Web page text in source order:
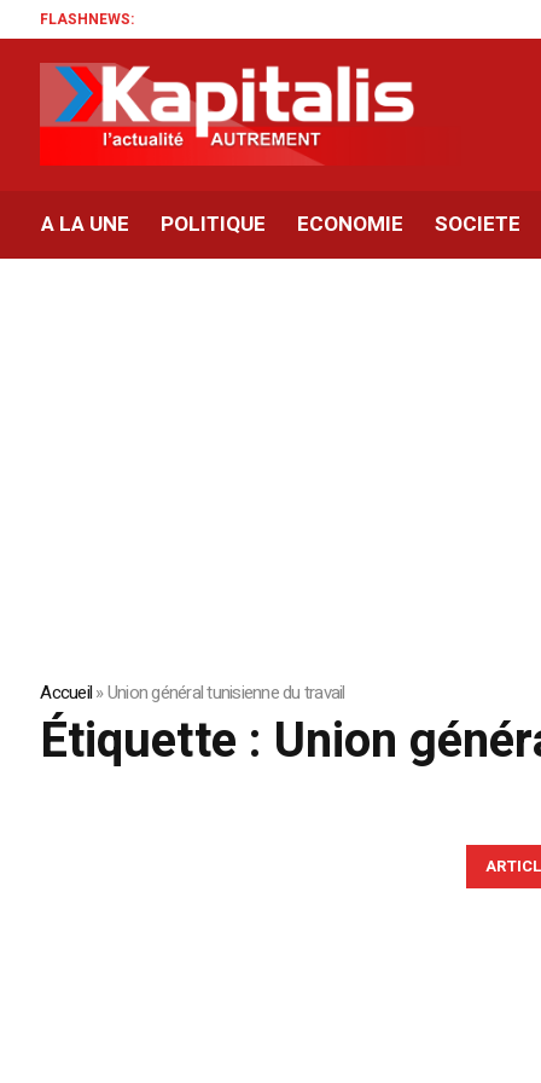
FLASHNEWS:
A LA UNE POLITIQUE ECONOMIE SOCIETE
Accueil»Union général tunisienne du travail
Étiquette : Union